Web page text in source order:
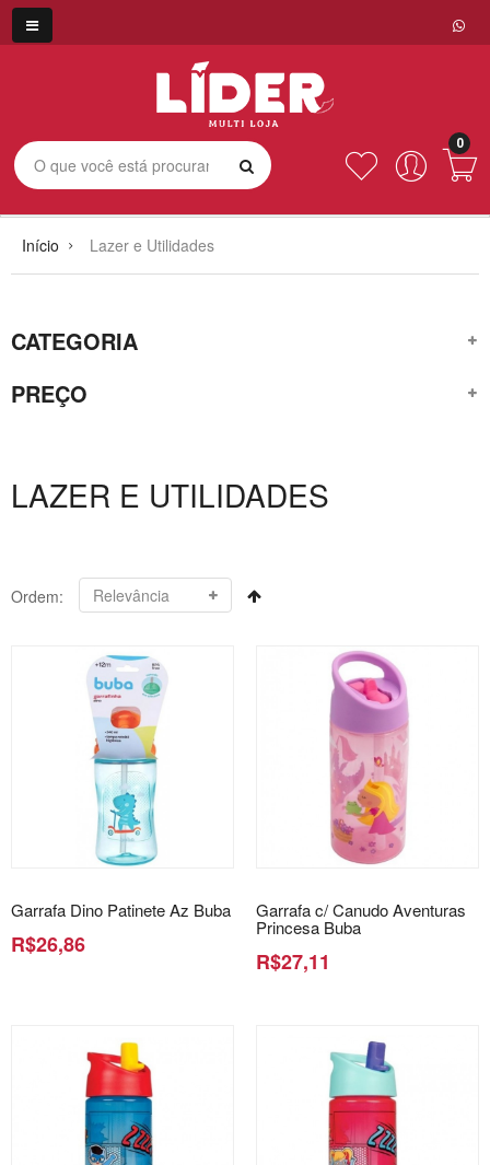
0
Início Lazer e Utilidades
CATEGORIA
PREÇO
LAZER E UTILIDADES
Ordem:
Garrafa Dino Patinete Az Buba
R$26,86
Garrafa c/ Canudo Aventuras
Princesa Buba
R$27,11